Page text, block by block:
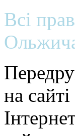
Всі
на